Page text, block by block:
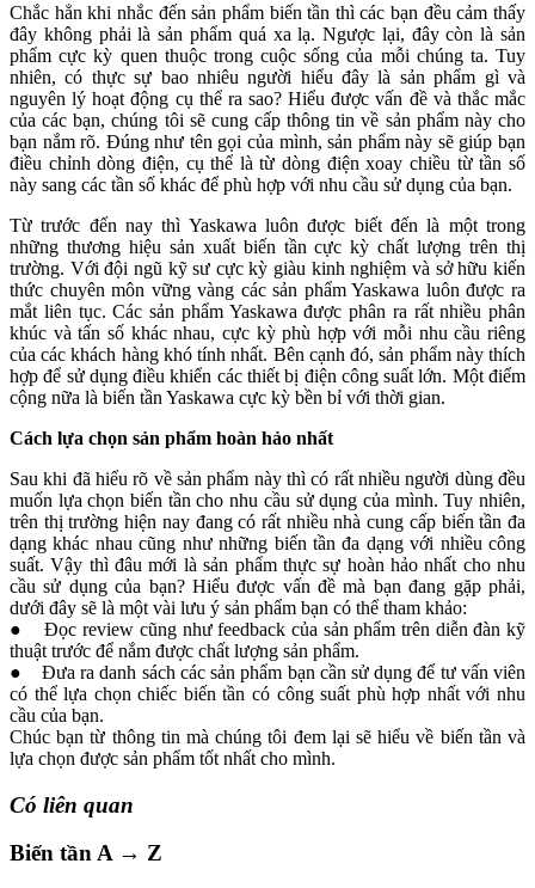
Chắc hẳn khi nhắc đến sản phẩm biến tần thì các bạn đều cảm thấy
đây không phải là sản phẩm quá xa lạ. Ngược lại, đây còn là sản
phẩm cực kỳ quen thuộc trong cuộc sống của mỗi chúng ta. Tuy
nhiên, có thực sự bao nhiêu người hiểu đây là sản phẩm gì và
nguyên lý hoạt động cụ thể ra sao? Hiểu được vấn đề và thắc mắc
của các bạn, chúng tôi sẽ cung cấp thông tin về sản phẩm này cho
bạn nắm rõ. Đúng như tên gọi của mình, sản phẩm này sẽ giúp bạn
điều chỉnh dòng điện, cụ thể là từ dòng điện xoay chiều từ tần số
này sang các tần số khác để phù hợp với nhu cầu sử dụng của bạn.
Từ trước đến nay thì Yaskawa luôn được biết đến là một trong
những thương hiệu sản xuất biến tần cực kỳ chất lượng trên thị
trường. Với đội ngũ kỹ sư cực kỳ giàu kinh nghiệm và sở hữu kiến
thức chuyên môn vững vàng các sản phẩm Yaskawa luôn được ra
mắt liên tục. Các sản phẩm Yaskawa được phân ra rất nhiều phân
khúc và tấn số khác nhau, cực kỳ phù hợp với mỗi nhu cầu riêng
của các khách hàng khó tính nhất. Bên cạnh đó, sản phẩm này thích
hợp để sử dụng điều khiển các thiết bị điện công suất lớn. Một điểm
cộng nữa là biến tần Yaskawa cực kỳ bền bỉ với thời gian.
Cách lựa chọn sản phẩm hoàn hảo nhất
Sau khi đã hiểu rõ về sản phẩm này thì có rất nhiều người dùng đều
muốn lựa chọn biến tần cho nhu cầu sử dụng của mình. Tuy nhiên,
trên thị trường hiện nay đang có rất nhiều nhà cung cấp biến tần đa
dạng khác nhau cũng như những biến tần đa dạng với nhiều công
suất. Vậy thì đâu mới là sản phẩm thực sự hoàn hảo nhất cho nhu
cầu sử dụng của bạn? Hiểu được vấn đề mà bạn đang gặp phải,
dưới đây sẽ là một vài lưu ý sản phẩm bạn có thể tham khảo:
● Đọc review cũng như feedback của sản phẩm trên diễn đàn kỹ
thuật trước để nắm được chất lượng sản phẩm.
● Đưa ra danh sách các sản phẩm bạn cần sử dụng để tư vấn viên
có thể lựa chọn chiếc biến tần có công suất phù hợp nhất với nhu
cầu của bạn.
Chúc bạn từ thông tin mà chúng tôi đem lại sẽ hiểu về biến tần và
lựa chọn được sản phẩm tốt nhất cho mình.
Có liên quan
Biến tần A → Z